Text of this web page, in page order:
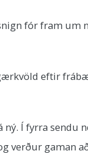
fór fram um
eftir
Í fyrra sendu
verður gaman